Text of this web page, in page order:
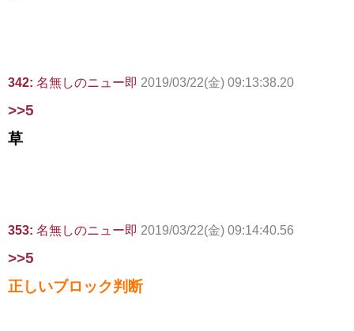
342: 名無しのニュー即 2019/03/22(金) 09:13:38.20
>>5
草
353: 名無しのニュー即 2019/03/22(金) 09:14:40.56
>>5
正しいブロック判断